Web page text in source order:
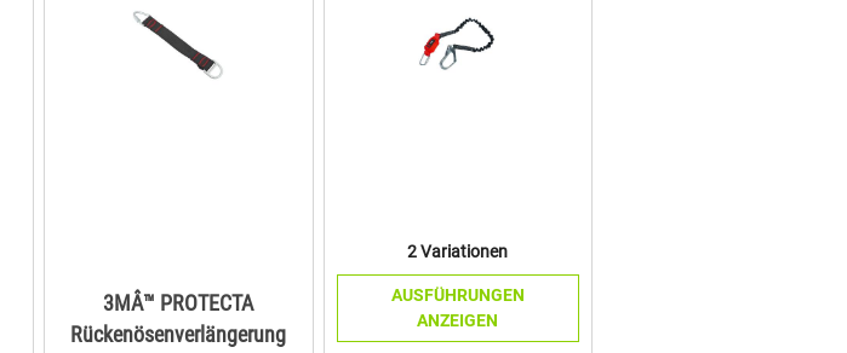
3MÂ™ PROTECTA
Rückenösenverlängerung
2 Variationen
AUSFÜHRUNGEN
ANZEIGEN